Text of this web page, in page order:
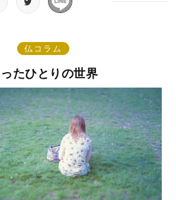
仏コラム
たひとりの世界